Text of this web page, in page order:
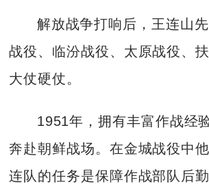
解放战争打响后，王连山
战役、临汾战役、太原战役、
大仗硬仗。
1951年，拥有丰富作战经
奔赴朝鲜战场。在金城战役中
连队的任务是保障作战部队后